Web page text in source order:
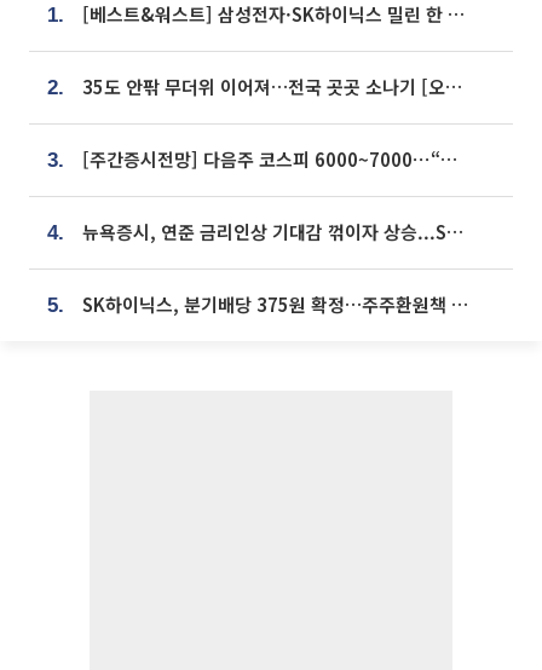
1. [베스트&워스트] 삼성전자·SK하이닉스 밀린 한 주…상상인증권은 85% 급등
2. 35도 안팎 무더위 이어져…전국 곳곳 소나기 [오늘 날씨]
3. [주간증시전망] 다음주 코스피 6000~7000⋯“外人 수급은 정책이 변수”
4. 뉴욕증시, 연준 금리인상 기대감 꺾이자 상승...S&P500 사상 최고치 [종합]
5. SK하이닉스, 분기배당 375원 확정…주주환원책 9월로 앞당겨 발표